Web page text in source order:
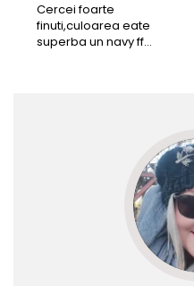
Cercei foarte
finuti,culoarea eate
superba un navy ff